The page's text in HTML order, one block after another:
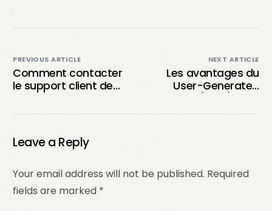
PREVIOUS ARTICLE
Comment contacter
le support client de
ultime pour naviguer
service client
NEXT ARTICLE
Les avantages du
User-Generated
votre stratégie
Leave a Reply
Your email address will not be published. Required
fields are marked *